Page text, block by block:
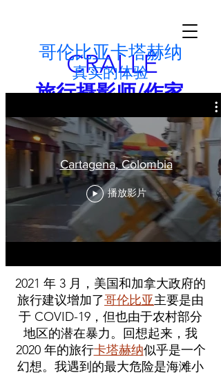
CRALLÉ
旅行摄影师/作家
追逐本质
一世 nfo@garycralle.com|图片和文字
© 2022 Gary Crallé |版权所有
哥伦比亚卡塔赫纳
真实的体验
Cartagena, Colombia
播放影片
2021 年 3 月，美国和加拿大政府的
旅行建议增加了哥伦比亚主要是由
于 COVID-19，但也由于农村部分
地区的潜在暴力。回想起来，我
2020 年的旅行卡塔赫纳似乎是一个
幻想。我遇到的最大危险是海滩小